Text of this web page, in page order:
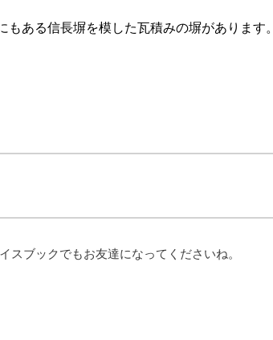
もある信長塀を模した瓦積みの塀があります。
スブックでもお友達になってくださいね。